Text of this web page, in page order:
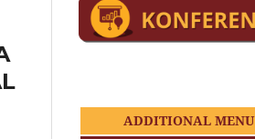
ADDITIONAL MENU